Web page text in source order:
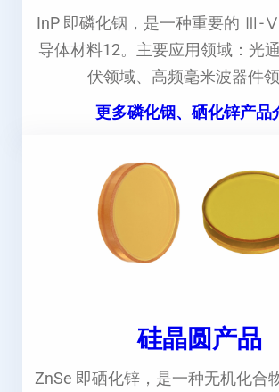
InP 即磷化铟，是一种重要的 Ⅲ-
导体材料12。主要应用领域：光
伏领域、高频毫米波器件领
更多磷化铟、硒化锌产品
硅晶圆产品
ZnSe 即硒化锌，是一种无机化合